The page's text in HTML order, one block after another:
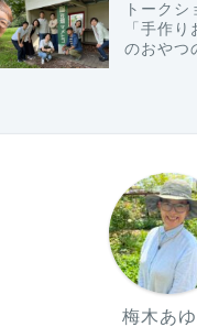
トーク
「手作
のおやつ
梅木あ